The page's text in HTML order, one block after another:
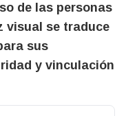
de las personas
visual se traduce
sus
y vinculación